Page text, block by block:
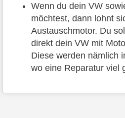
Wenn du dein VW
möchtest, dann lohnt
Austauschmotor. Du
direkt dein VW mit
Diese werden nämlich
wo eine Reparatur viel